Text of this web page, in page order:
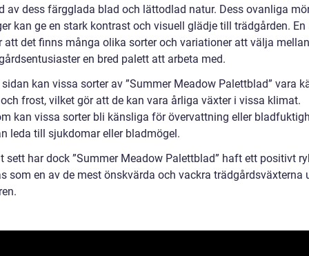
av dess färgglada blad och lättodlad natur. Dess ovanliga
kan ge en stark kontrast och visuell glädje till trädgården. En
att det finns många olika sorter och variationer att välja
en bred palett att arbeta med.
kan vissa sorter av ”Summer Meadow Palettblad” vara
frost, vilket gör att de kan vara årliga växter i vissa klimat.
kan vissa sorter bli känsliga för övervattning eller
leda till sjukdomar eller bladmögel.
sett har dock ”Summer Meadow Palettblad” haft ett positivt
som en av de mest önskvärda och vackra trädgårdsväxterna